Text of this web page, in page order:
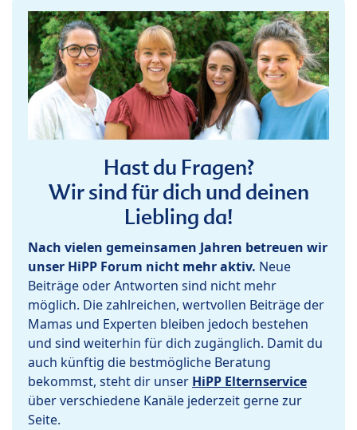
Hast du Fragen?
Wir sind für dich und deinen
Liebling da!
Nach vielen gemeinsamen Jahren betreuen wir
unser HiPP Forum nicht mehr aktiv. Neue
Beiträge oder Antworten sind nicht mehr
möglich. Die zahlreichen, wertvollen Beiträge der
Mamas und Experten bleiben jedoch bestehen
und sind weiterhin für dich zugänglich. Damit du
auch künftig die bestmögliche Beratung
bekommst, steht dir unser HiPP Elternservice
über verschiedene Kanäle jederzeit gerne zur
Seite.